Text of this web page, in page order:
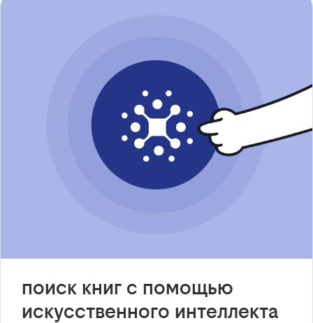
поиск книг с помощью
искусственного интеллекта